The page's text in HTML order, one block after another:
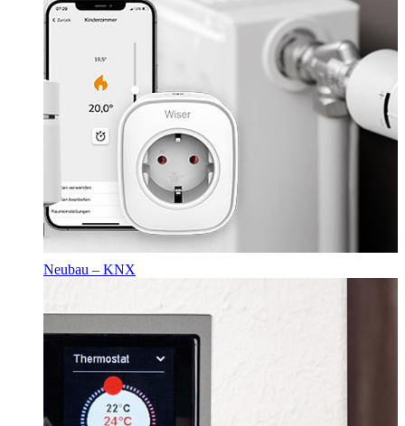
Neubau – KNX